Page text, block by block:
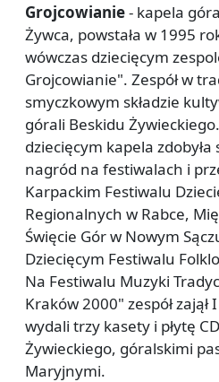
Grojcowianie- kapela
Żywca, powstała w 1995
wówczas dziecięcym
Grojcowianie". Zespół w
smyczkowym składzie
górali Beskidu
dziecięcym kapela
nagród na festiwalach i
Karpackim Festiwalu
Regionalnych w Rabce,
Święcie Gór w Nowym
Dziecięcym Festiwalu
Na Festiwalu Muzyki
Kraków 2000" zespół
wydali trzy kasety i płytę
Żywieckiego, góralskimi
Maryjnymi.